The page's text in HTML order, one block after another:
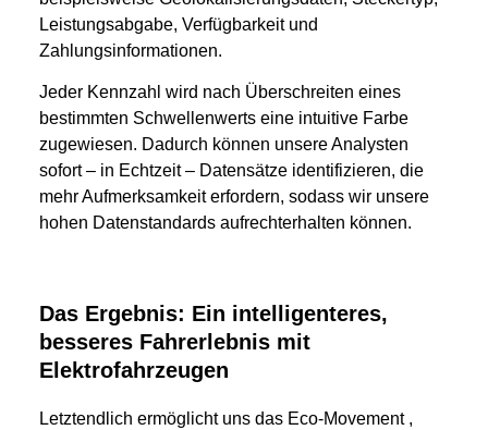
Leistungsabgabe, Verfügbarkeit und
Zahlungsinformationen.
Jeder Kennzahl wird nach Überschreiten eines
bestimmten Schwellenwerts eine intuitive Farbe
zugewiesen. Dadurch können unsere Analysten
sofort – in Echtzeit – Datensätze identifizieren, die
mehr Aufmerksamkeit erfordern, sodass wir unsere
hohen Datenstandards aufrechterhalten können.
Das Ergebnis: Ein intelligenteres,
besseres Fahrerlebnis mit
Elektrofahrzeugen
Letztendlich ermöglicht uns das Eco-Movement ,